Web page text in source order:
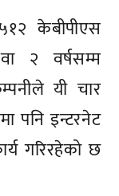
केबीपीएस
२ वर्षसम्म
यी चार
पनि इन्टरनेट
गरिरहेको छ